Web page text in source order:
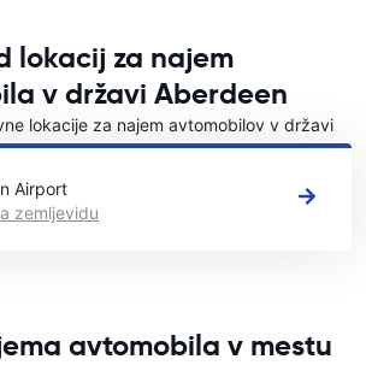
lokacij za najem
v državi Aberdeen
lokacije za najem avtomobilov v državi
Airport
zemljevidu
avtomobila v mestu